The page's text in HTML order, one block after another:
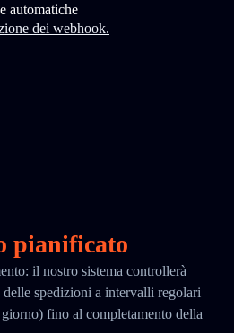
automatiche
dei webhook.
pianificato
il nostro sistema controllerà
delle spedizioni a intervalli regolari
fino al completamento della